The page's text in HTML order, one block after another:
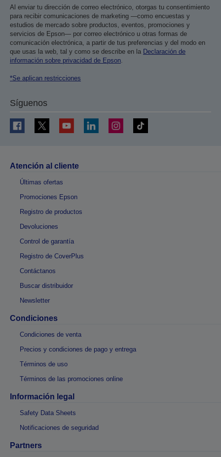
Al enviar tu dirección de correo electrónico, otorgas tu consentimiento
para recibir comunicaciones de marketing —como encuestas y
estudios de mercado sobre productos, eventos, promociones y
servicios de Epson— por correo electrónico u otras formas de
comunicación electrónica, a partir de tus preferencias y del modo en
que usas la web, tal y como se describe en la Declaración de
información sobre privacidad de Epson
*Se aplican restricciones
Síguenos
Atención al cliente
Últimas ofertas
Promociones Epson
Registro de productos
Devoluciones
Control de garantía
Registro de CoverPlus
Contáctanos
Buscar distribuidor
Newsletter
Condiciones
Condiciones de venta
Precios y condiciones de pago y entrega
Términos de uso
Términos de las promociones online
Información legal
Safety Data Sheets
Notificaciones de seguridad
Partners